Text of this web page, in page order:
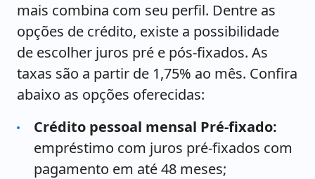
mais combina com seu perfil. Dentre as
opções de crédito, existe a possibilidade
de escolher juros pré e pós-fixados. As
taxas são a partir de 1,75% ao mês. Confira
abaixo as opções oferecidas:
Crédito pessoal mensal Pré-fixado:
empréstimo com juros pré-fixados com
pagamento em até 48 meses;​